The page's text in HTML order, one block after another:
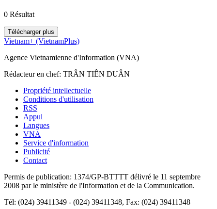
0 Résultat
Télécharger plus
Vietnam+ (VietnamPlus)
Agence Vietnamienne d'Information (VNA)
Rédacteur en chef: TRÂN TIÊN DUÂN
Propriété intellectuelle
Conditions d'utilisation
RSS
Appui
Langues
VNA
Service d'information
Publicité
Contact
Permis de publication: 1374/GP-BTTTT délivré le 11 septembre
2008 par le ministère de l'Information et de la Communication.
Tél: (024) 39411349 - (024) 39411348, Fax: (024) 39411348